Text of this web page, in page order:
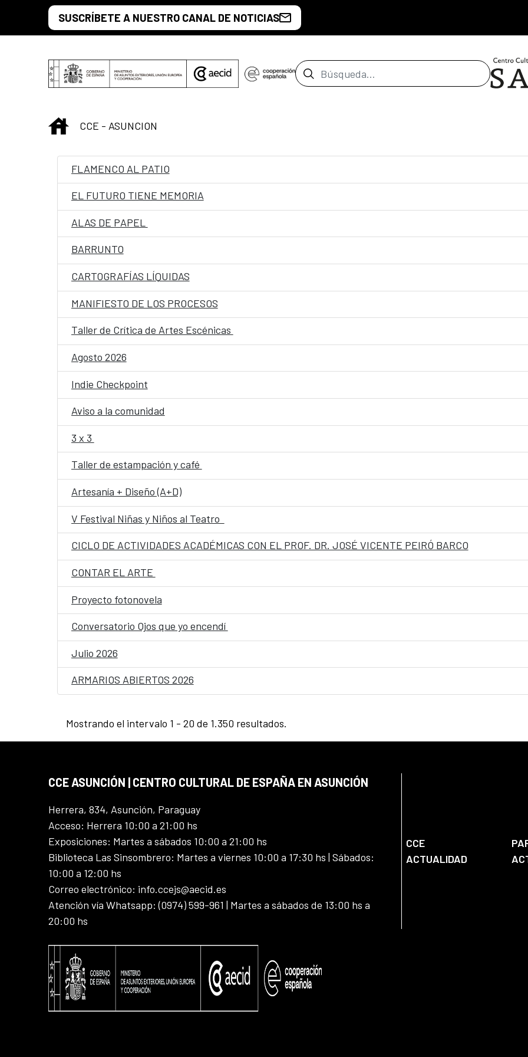
Saltar al contenido principal
SUSCRÍBETE A NUESTRO CANAL DE NOTICIAS
Barra de búsqueda
INICIO
CCE - ASUNCION
FLAMENCO AL PATIO
EL FUTURO TIENE MEMORIA
ALAS DE PAPEL
BARRUNTO
CARTOGRAFÍAS LÍQUIDAS
MANIFIESTO DE LOS PROCESOS
Taller de Crítica de Artes Escénicas
Agosto 2026
Indie Checkpoint
Aviso a la comunidad
3 x 3
Taller de estampación y café
Artesanía + Diseño (A+D)
V Festival Niñas y Niños al Teatro
CICLO DE ACTIVIDADES ACADÉMICAS CON EL PROF. DR. JOSÉ VICENTE PEIRÓ BARCO
CONTAR EL ARTE
Proyecto fotonovela
Conversatorio Ojos que yo encendí
Julio 2026
ARMARIOS ABIERTOS 2026
Mostrando el intervalo 1 - 20 de 1.350 resultados.
CCE ASUNCIÓN | CENTRO CULTURAL DE ESPAÑA EN ASUNCIÓN
Herrera, 834, Asunción, Paraguay
Acceso: Herrera 10:00 a 21:00 hs
Exposiciones: Martes a sábados 10:00 a 21:00 hs
Biblioteca Las Sinsombrero: Martes a viernes 10:00 a 17:30 hs | Sábados:
10:00 a 12:00 hs
Correo electrónico: info.ccejs@aecid.es
Atención vía Whatsapp: (0974) 599-961 | Martes a sábados de 13:00 hs a
20:00 hs
CCE
ACTUALIDAD